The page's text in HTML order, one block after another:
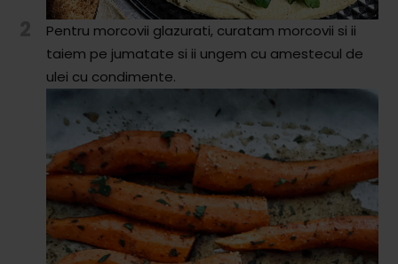
Pentru morcovii glazurati, curatam morcovii si ii
taiem pe jumatate si ii ungem cu amestecul de
ulei cu condimente.